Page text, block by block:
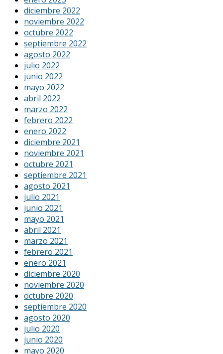
diciembre 2022
noviembre 2022
octubre 2022
septiembre 2022
agosto 2022
julio 2022
junio 2022
mayo 2022
abril 2022
marzo 2022
febrero 2022
enero 2022
diciembre 2021
noviembre 2021
octubre 2021
septiembre 2021
agosto 2021
julio 2021
junio 2021
mayo 2021
abril 2021
marzo 2021
febrero 2021
enero 2021
diciembre 2020
noviembre 2020
octubre 2020
septiembre 2020
agosto 2020
julio 2020
junio 2020
mayo 2020